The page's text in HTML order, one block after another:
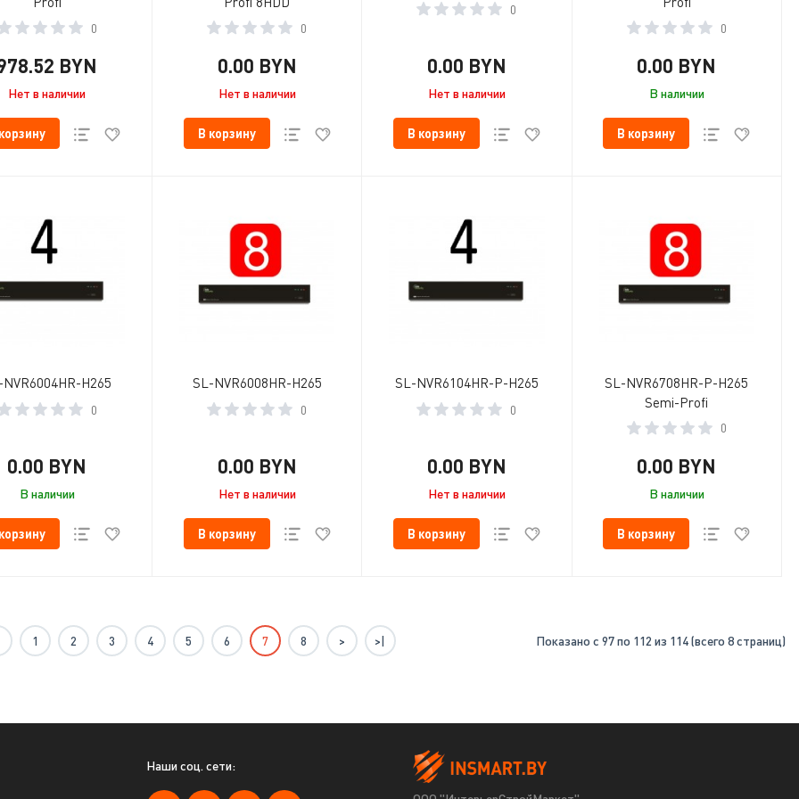
0
BYN
Нет в наличии
0
0.00 BYN
Нет в наличии
В корзину
0
0.00 BYN
Нет в наличии
В корзину
0
0.00 BYN
В наличии
В корзину
H265
0
0.00 BYN
В наличии
SL-NVR6008HR-H265
0
0.00 BYN
Нет в наличии
В корзину
SL-NVR6104HR-P-H265
0
0.00 BYN
Нет в наличии
В корзину
SL-NVR6708HR-P-H265
Semi-Profi
0
0.00 BYN
В наличии
В корзину
1 2 3 4 5 6 7 8 > >| Показано с 97 по 112 из 114 (всего 8 страниц)
Наши соц. сети: